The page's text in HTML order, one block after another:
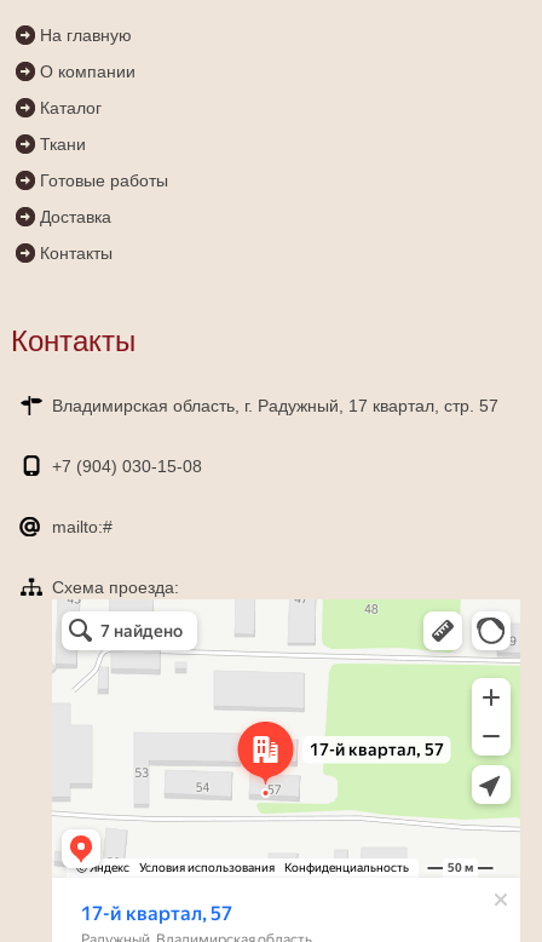
На главную
О компании
Каталог
Ткани
Готовые работы
Доставка
Контакты
Контакты
Владимирская область, г. Радужный, 17 квартал, стр. 57
+7 (904) 030-15-08
mailto:#
Схема проезда:
Яндекс Карты
Радужный — Яндекс Карты